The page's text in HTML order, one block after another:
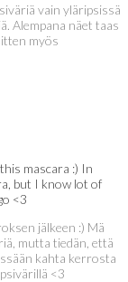
vain yläripsissä
Alempana näet taas
myös
mascara :) In
but I know lot of
<3
jälkeen :) Mä
mutta tiedän, että
kahta kerrosta
<3